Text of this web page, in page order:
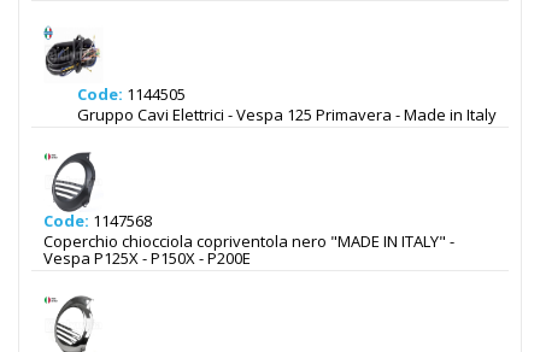
Code: 1144505
Gruppo Cavi Elettrici - Vespa 125 Primavera - Made in Italy
Code: 1147568
Coperchio chiocciola copriventola nero "MADE IN ITALY" -
Vespa P125X - P150X - P200E